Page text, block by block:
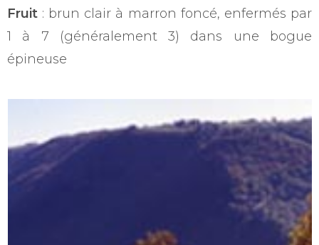
Fruit : brun clair à marron foncé, enfermés par
1 à 7 (généralement 3) dans une bogue
épineuse